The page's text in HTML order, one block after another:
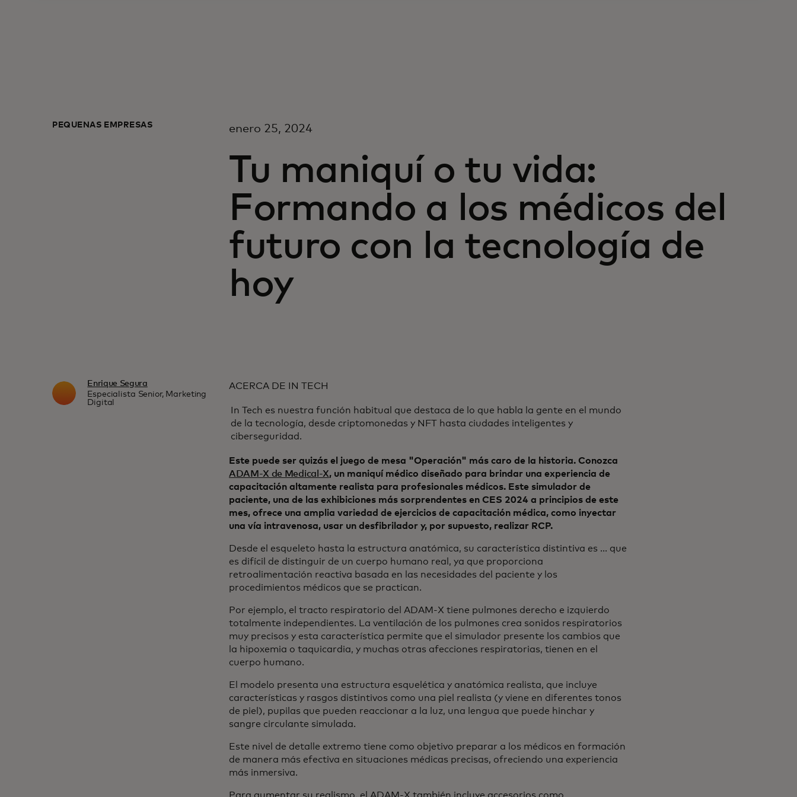
PEQUEÑAS EMPRESAS enero 25, 2024
Tu maniquí o tu vida:
Formando a los médicos del
futuro con la tecnología de
hoy
Enrique Segura
Especialista Senior, Marketing
Digital
ACERCA DE IN TECH
In Tech es nuestra función habitual que destaca de lo que habla la gente en el mundo
de la tecnología, desde criptomonedas y NFT hasta ciudades inteligentes y
ciberseguridad.
Este puede ser quizás el juego de mesa "Operación" más caro de la historia. Conozca
ADAM-X de Medical-X, un maniquí médico diseñado para brindar una experiencia de
capacitación altamente realista para profesionales médicos. Este simulador de
paciente, una de las exhibiciones más sorprendentes en CES 2024 a principios de este
mes, ofrece una amplia variedad de ejercicios de capacitación médica, como inyectar
una vía intravenosa, usar un desfibrilador y, por supuesto, realizar RCP.
Desde el esqueleto hasta la estructura anatómica, su característica distintiva es ... que
es difícil de distinguir de un cuerpo humano real, ya que proporciona
retroalimentación reactiva basada en las necesidades del paciente y los
procedimientos médicos que se practican.
Por ejemplo, el tracto respiratorio del ADAM-X tiene pulmones derecho e izquierdo
totalmente independientes. La ventilación de los pulmones crea sonidos respiratorios
muy precisos y esta característica permite que el simulador presente los cambios que
la hipoxemia o taquicardia, y muchas otras afecciones respiratorias, tienen en el
cuerpo humano.
El modelo presenta una estructura esquelética y anatómica realista, que incluye
características y rasgos distintivos como una piel realista (y viene en diferentes tonos
de piel), pupilas que pueden reaccionar a la luz, una lengua que puede hinchar y
sangre circulante simulada.
Este nivel de detalle extremo tiene como objetivo preparar a los médicos en formación
de manera más efectiva en situaciones médicas precisas, ofreciendo una experiencia
más inmersiva.